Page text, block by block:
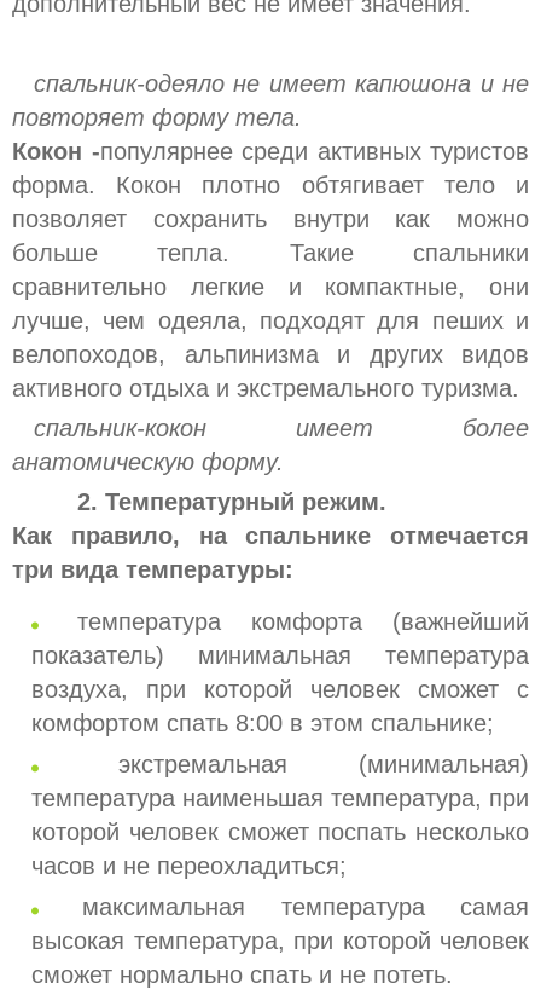
спальник-одеяло не имеет капюшона и не
повторяет форму тела.
Кокон -популярнее среди активных туристов
форма. Кокон плотно обтягивает тело и
позволяет сохранить внутри как можно
больше тепла. Такие спальники
сравнительно легкие и компактные, они
лучше, чем одеяла, подходят для пеших и
велопоходов, альпинизма и других видов
активного отдыха и экстремального туризма.
спальник-кокон имеет более
анатомическую форму.
2. Температурный режим.
Как правило, на спальнике отмечается
три вида температуры:
температура комфорта (важнейший
показатель) минимальная температура
воздуха, при которой человек сможет с
комфортом спать 8:00 в этом спальнике;
экстремальная (минимальная)
температура наименьшая температура, при
которой человек сможет поспать несколько
часов и не переохладиться;
максимальная температура самая
высокая температура, при которой человек
сможет нормально спать и не потеть.